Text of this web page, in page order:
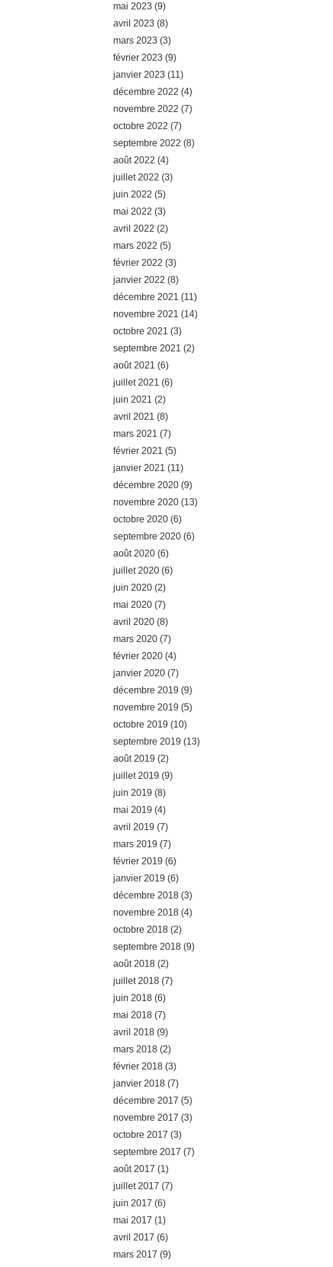
mai 2023 (9)
avril 2023 (8)
mars 2023 (3)
février 2023 (9)
janvier 2023 (11)
décembre 2022 (4)
novembre 2022 (7)
octobre 2022 (7)
septembre 2022 (8)
août 2022 (4)
juillet 2022 (3)
juin 2022 (5)
mai 2022 (3)
avril 2022 (2)
mars 2022 (5)
février 2022 (3)
janvier 2022 (8)
décembre 2021 (11)
novembre 2021 (14)
octobre 2021 (3)
septembre 2021 (2)
août 2021 (6)
juillet 2021 (6)
juin 2021 (2)
avril 2021 (8)
mars 2021 (7)
février 2021 (5)
janvier 2021 (11)
décembre 2020 (9)
novembre 2020 (13)
octobre 2020 (6)
septembre 2020 (6)
août 2020 (6)
juillet 2020 (6)
juin 2020 (2)
mai 2020 (7)
avril 2020 (8)
mars 2020 (7)
février 2020 (4)
janvier 2020 (7)
décembre 2019 (9)
novembre 2019 (5)
octobre 2019 (10)
septembre 2019 (13)
août 2019 (2)
juillet 2019 (9)
juin 2019 (8)
mai 2019 (4)
avril 2019 (7)
mars 2019 (7)
février 2019 (6)
janvier 2019 (6)
décembre 2018 (3)
novembre 2018 (4)
octobre 2018 (2)
septembre 2018 (9)
août 2018 (2)
juillet 2018 (7)
juin 2018 (6)
mai 2018 (7)
avril 2018 (9)
mars 2018 (2)
février 2018 (3)
janvier 2018 (7)
décembre 2017 (5)
novembre 2017 (3)
octobre 2017 (3)
septembre 2017 (7)
août 2017 (1)
juillet 2017 (7)
juin 2017 (6)
mai 2017 (1)
avril 2017 (6)
mars 2017 (9)